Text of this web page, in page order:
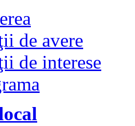
de avere
de interese